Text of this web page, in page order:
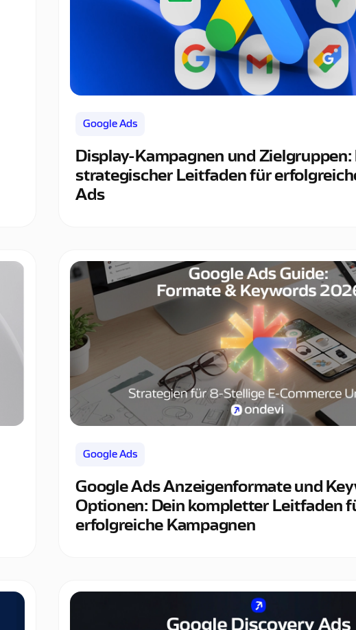
Google Ads
Display-Kampagnen und Zielgruppen:
strategischer Leitfaden für
Ads
Google Ads
Google Ads Anzeigenformate und
Optionen: Dein kompletter Leitfaden
erfolgreiche Kampagnen